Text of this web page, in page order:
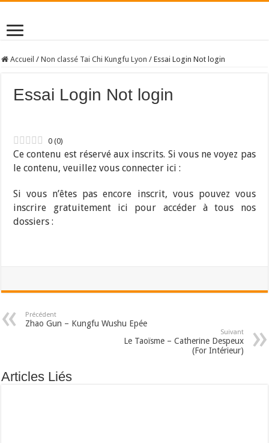
Accueil / Non classé Tai Chi Kungfu Lyon / Essai Login Not login
Essai Login Not login
0 (0)
Ce contenu est réservé aux inscrits. Si vous ne voyez pas
le contenu, veuillez vous connecter ici :
Si vous n’êtes pas encore inscrit, vous pouvez vous
inscrire gratuitement ici pour accéder à tous nos
dossiers :
Précédent
Zhao Gun – Kungfu Wushu Epée
Suivant
Le Taoïsme – Catherine Despeux
(For Intérieur)
Articles Liés